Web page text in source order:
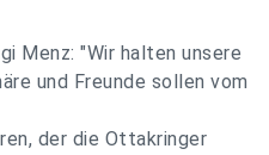
Menz: "Wir halten unsere
und Freunde sollen vom
der die Ottakringer